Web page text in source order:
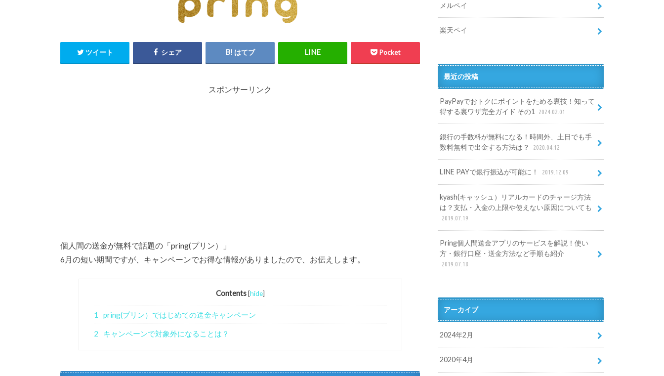
ツイート シェア はてブ Pocket
スポンサーリンク
個人間の送金が無料で話題の「pring(プリン）」
6月の短い期間ですが、キャンペーンでお得な情報がありましたので、お伝えします。
Contents [hide]
1 pring(プリン）ではじめての送金キャンペーン
2 キャンペーンで対象外になることは？
メルペイ
楽天ペイ
最近の投稿
PayPayでおトクにポイントをためる裏技！知って
得する裏ワザ完全ガイド その1
2024.02.01
銀行の手数料が無料になる！時間外、土日でも手
数料無料で出金する方法は？
2020.04.12
LINE PAYで銀行振込が可能に！ 2019.12.09
kyash(キャッシュ）リアルカードのチャージ方法
は？支払・入金の上限や使えない原因についても
2019.07.19
Pring個人間送金アプリのサービスを解説！使い
方・銀行口座・送金方法など手順も紹介
2019.07.18
アーカイブ
2024年2月
2020年4月